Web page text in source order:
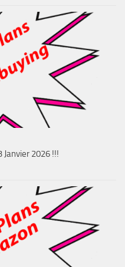
Janvier 2026 !!!